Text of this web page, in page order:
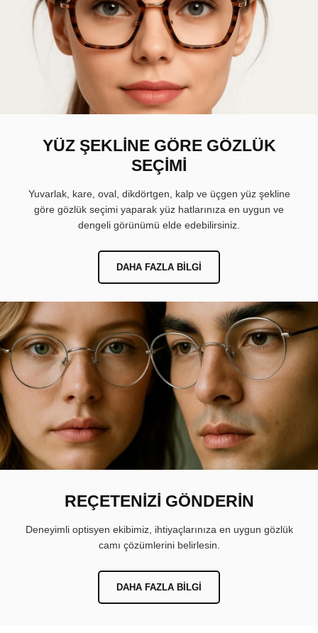
YÜZ ŞEKLİNE GÖRE GÖZLÜK
SEÇİMİ
Yuvarlak, kare, oval, dikdörtgen, kalp ve üçgen yüz şekline
göre gözlük seçimi yaparak yüz hatlarınıza en uygun ve
dengeli görünümü elde edebilirsiniz.
DAHA FAZLA BILGI
REÇETENİZİ GÖNDERİN
Deneyimli optisyen ekibimiz, ihtiyaçlarınıza en uygun gözlük
camı çözümlerini belirlesin.
DAHA FAZLA BILGI